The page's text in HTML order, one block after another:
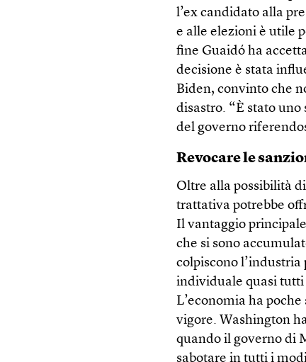
l’ex candidato alla
e alle elezioni è utile
fine Guaidó ha
decisione è stata
Biden, convinto che
disastro. “È stato
del governo
Revocare le
Oltre alla possibilità
trattativa potrebbe
Il vantaggio
che si sono
colpiscono
individuale quasi
L’economia ha
vigore. Washington
quando il governo di
sabotare in tutti i